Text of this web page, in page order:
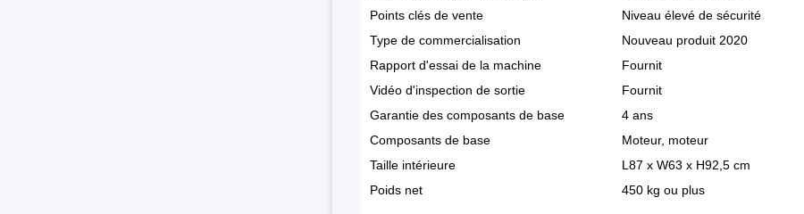
Points clés de vente
Niveau élevé de sécurité
Type de commercialisation
Nouveau produit 2020
Rapport d'essai de la machine
Fournit
Vidéo d'inspection de sortie
Fournit
Garantie des composants de base
4 ans
Composants de base
Moteur, moteur
Taille intérieure
L87 x W63 x H92,5 cm
Poids net
450 kg ou plus